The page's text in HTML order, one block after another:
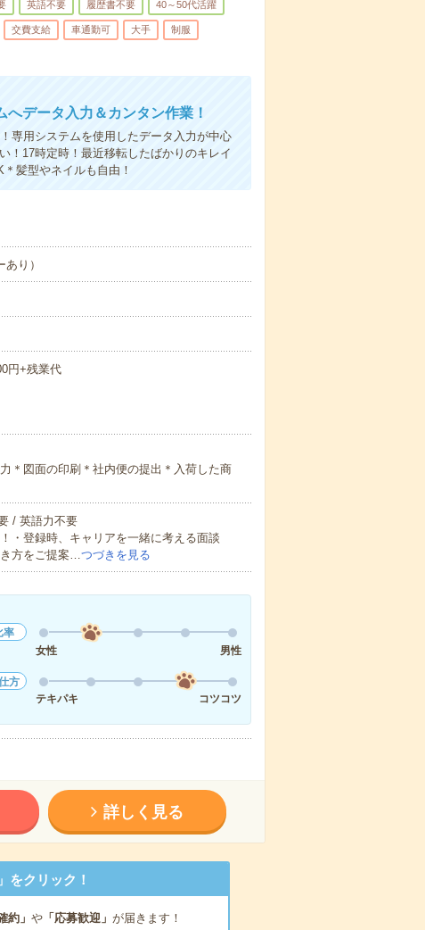
英語不要 履歴書不要 40～50代活躍
交費支給 車通勤可 大手 制服
データ入力＆カンタン作業！
専用システムを使用したデータ入力が中心
！17時定時！最近移転したばかりのキレイ
髪型やネイルも自由！
り）
円+残業代
＊図面の印刷＊社内便の提出＊入荷した商
/ 英語力不要
・登録時、キャリアを一緒に考える面談
き方をご提案…つづきを見る
率
女性
男性
方
テキパキ
コツコツ
詳しく見る
をクリック！
約」 や「応募歓迎」 が届きます！